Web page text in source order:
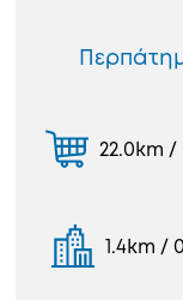
22.0km /
1.4km /